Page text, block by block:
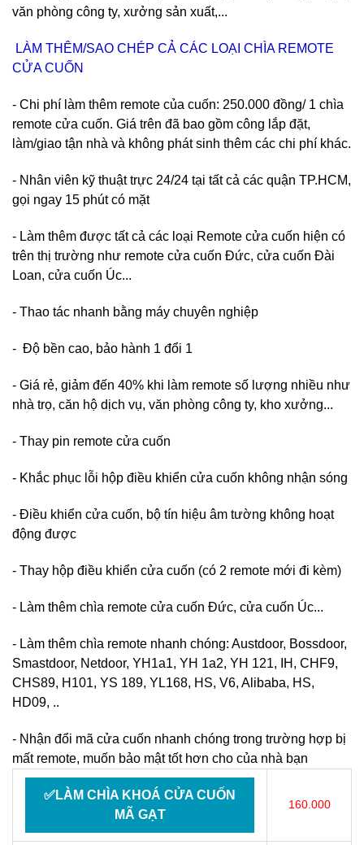
văn phòng công ty, xưởng sản xuất,...
LÀM THÊM/SAO CHÉP CẢ CÁC LOẠI CHÌA REMOTE
CỬA CUỐN
- Chi phí làm thêm remote của cuốn: 250.000 đồng/ 1 chìa
remote cửa cuốn. Giá trên đã bao gồm công lắp đặt,
làm/giao tận nhà và không phát sinh thêm các chi phí khác.
- Nhân viên kỹ thuật trực 24/24 tại tất cả các quận TP.HCM,
gọi ngay 15 phút có mặt
- Làm thêm được tất cả các loại Remote cửa cuốn hiện có
trên thị trường như remote cửa cuốn Đức, cửa cuốn Đài
Loan, cửa cuốn Úc...
- Thao tác nhanh bằng máy chuyên nghiệp
- Độ bền cao, bảo hành 1 đổi 1
- Giá rẻ, giảm đến 40% khi làm remote số lượng nhiều như
nhà trọ, căn hộ dịch vụ, văn phòng công ty, kho xưởng...
- Thay pin remote cửa cuốn
- Khắc phục lỗi hộp điều khiển cửa cuốn không nhận sóng
- Điều khiển cửa cuốn, bộ tín hiệu âm tường không hoạt
động được
- Thay hộp điều khiển cửa cuốn (có 2 remote mới đi kèm)
- Làm thêm chìa remote cửa cuốn Đức, cửa cuốn Úc...
- Làm thêm chìa remote nhanh chóng: Austdoor, Bossdoor,
Smastdoor, Netdoor, YH1a1, YH 1a2, YH 121, IH, CHF9,
CHS89, H101, YS 189, YL168, HS, V6, Alibaba, HS,
HD09, ..
- Nhận đổi mã cửa cuốn nhanh chóng trong trường hợp bị
mất remote, muốn bảo mật tốt hơn cho của nhà bạn
✅LÀM CHÌA KHOÁ CỬA CUỐN
MÃ GẠT
160.000